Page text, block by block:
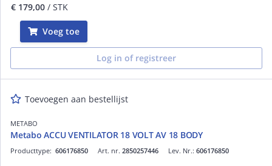
€ 179,00 / STK
Voeg toe
Log in of registreer
Toevoegen aan bestellijst
METABO
Metabo ACCU VENTILATOR 18 VOLT AV 18 BODY
Art. nr. 2850257446
Producttype: 606176850 Lev. Nr.: 606176850